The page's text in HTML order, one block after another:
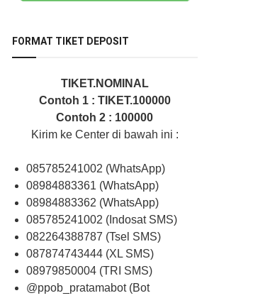
FORMAT TIKET DEPOSIT
TIKET.NOMINAL
Contoh 1 : TIKET.100000
Contoh 2 : 100000
Kirim ke Center di bawah ini :
085785241002 (WhatsApp)
08984883361 (WhatsApp)
08984883362 (WhatsApp)
085785241002 (Indosat SMS)
082264388787 (Tsel SMS)
087874743444 (XL SMS)
08979850004 (TRI SMS)
@ppob_pratamabot (Bot